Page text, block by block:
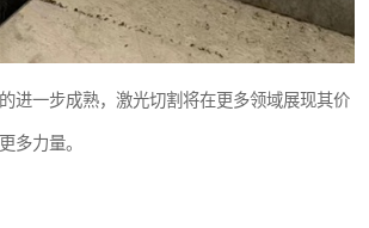
进一步成熟，激光切割将在更多领域展现其价
多力量。